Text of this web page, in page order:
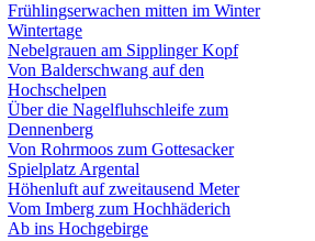
Frühlingserwachen mitten im Winter
Wintertage
Nebelgrauen am Sipplinger Kopf
Von Balderschwang auf den
Hochschelpen
Über die Nagelfluhschleife zum
Dennenberg
Von Rohrmoos zum Gottesacker
Spielplatz Argental
Höhenluft auf zweitausend Meter
Vom Imberg zum Hochhäderich
Ab ins Hochgebirge